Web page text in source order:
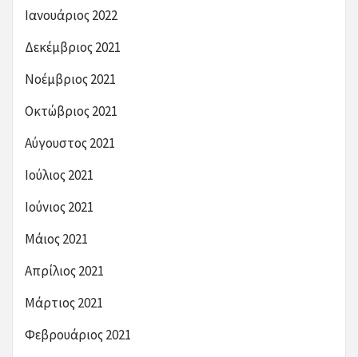
Ιανουάριος 2022
Δεκέμβριος 2021
Νοέμβριος 2021
Οκτώβριος 2021
Αύγουστος 2021
Ιούλιος 2021
Ιούνιος 2021
Μάιος 2021
Απρίλιος 2021
Μάρτιος 2021
Φεβρουάριος 2021